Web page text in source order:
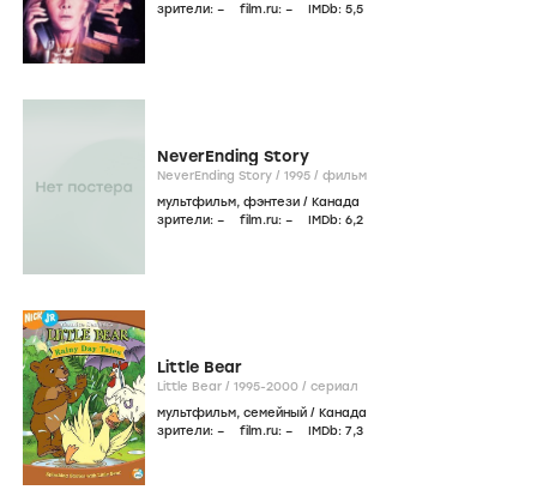
зрители: – film.ru: – IMDb: 5,5
NeverEnding Story
NeverEnding Story / 1995 / фильм
мультфильм, фэнтези / Канада
зрители: – film.ru: – IMDb: 6,2
Little Bear
Little Bear / 1995-2000 / сериал
мультфильм, семейный / Канада
зрители: – film.ru: – IMDb: 7,3